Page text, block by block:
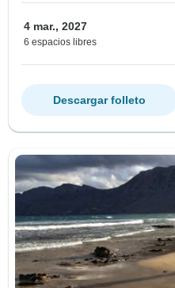
4 mar., 2027
6 espacios libres
Descargar folleto